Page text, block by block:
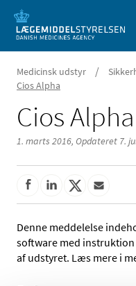
Medicinsk udstyr /
Cios Alpha
Cios Alpha
1. marts 2016, Opdateret 7.
Denne meddelelse
software med
af udstyret. Læs mere i